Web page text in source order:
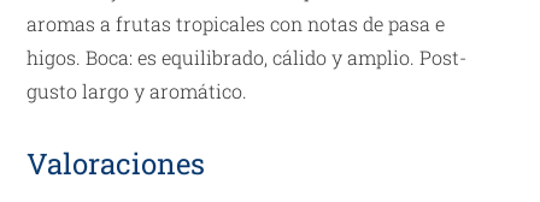
aromas a frutas tropicales con notas de pasa e
higos. Boca: es equilibrado, cálido y amplio. Post-
gusto largo y aromático.
Valoraciones